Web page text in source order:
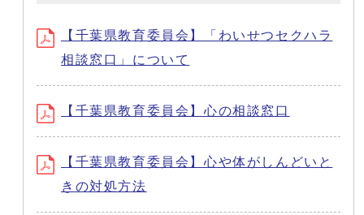
【千葉県教育委員会】「わいせつセクハラ
相談窓口」について
【千葉県教育委員会】心の相談窓口
【千葉県教育委員会】心や体がしんどいと
きの対処方法